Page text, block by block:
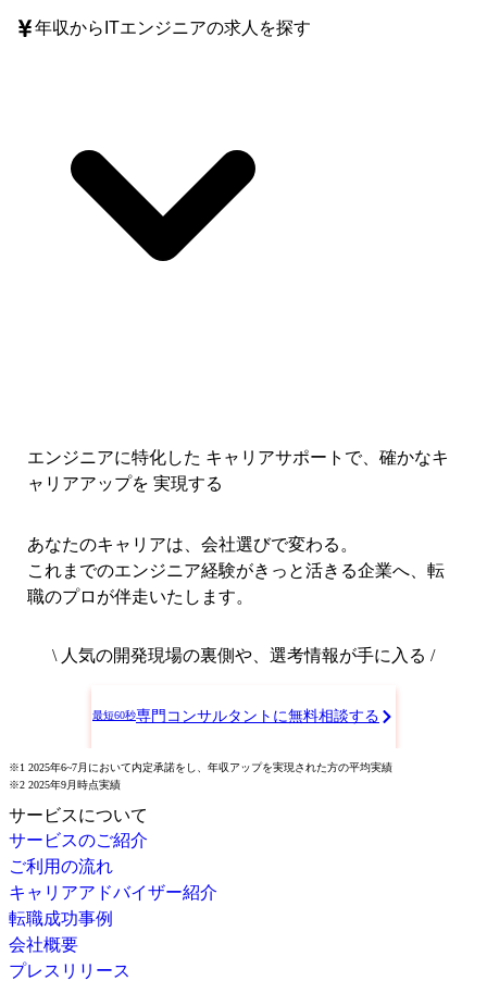
年収からITエンジニアの求人を探す
エンジニアに特化した キャリアサポートで、 確かなキ
ャリアアップを 実現する
あなたのキャリアは、会社選びで変わる。
これまでのエンジニア経験がきっと活きる企業へ、転
職のプロが伴走いたします。
\ 人気の開発現場の裏側や、選考情報が手に入る /
最短60秒専門コンサルタントに無料相談する
※1 2025年6~7月において内定承諾をし、年収アップを実現された方の平均実績
※2 2025年9月時点実績
サービスについて
サービスのご紹介
ご利用の流れ
キャリアアドバイザー紹介
転職成功事例
会社概要
プレスリリース